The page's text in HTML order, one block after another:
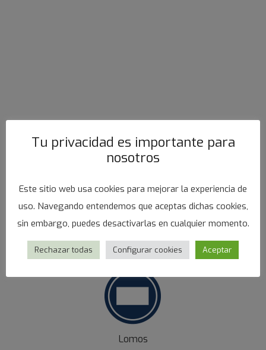
PRESENTACIONES
IQF
Lomos
Tu privacidad es importante para
nosotros
Este sitio web usa cookies para mejorar la experiencia de
uso. Navegando entendemos que aceptas dichas cookies,
sin embargo, puedes desactivarlas en cualquier momento.
Rechazar todas Configurar cookies Aceptar